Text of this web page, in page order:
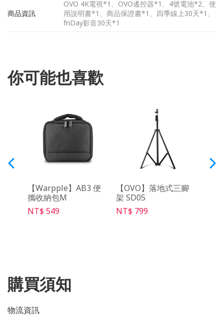
商品資訊
OVO 4K電視*1、OVO遙控器*1、4號電池*2、使
用說明書*1、商品保證書*1、四季線上30天*1、
friDay影音30天*1
你可能也喜歡
【Warpple】AB3 便
攜收納包M
NT$ 549
【OVO】落地式三腳
架 SD05
NT$ 799
購買須知
物流資訊